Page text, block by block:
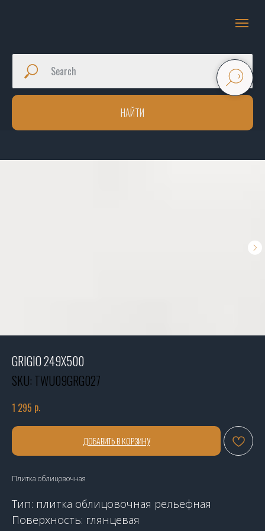
НАЙТИ
GRIGIO 249X500
SKU: TWU09GRG027
1 295 р.
ДОБАВИТЬ В КОРЗИНУ
Плитка облицовочная
Тип: плитка облицовочная рельефная
Поверхность: глянцевая